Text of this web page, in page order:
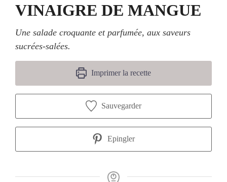
VINAIGRE DE MANGUE
Une salade croquante et parfumée, aux saveurs
sucrées-salées.
Imprimer la recette
Sauvegarder
Epingler